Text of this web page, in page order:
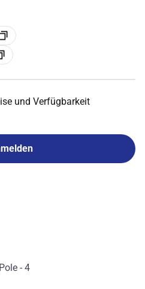
und Verfügbarkeit
- 4